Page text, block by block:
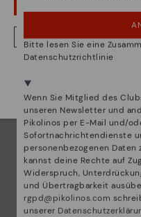
Wir geben Ihnen Tipps,
pflegen können.
Bitte lesen Sie eine
Datenschutzrichtlinie
Wenn Sie Mitglied des
unseren Newsletter und
Pikolinos per E-Mail und/
Sofortnachrichtendienste
personenbezogenen Daten
kannst deine Rechte auf
Widerspruch,
und Übertragbarkeit
rgpd@pikolinos.com
unserer